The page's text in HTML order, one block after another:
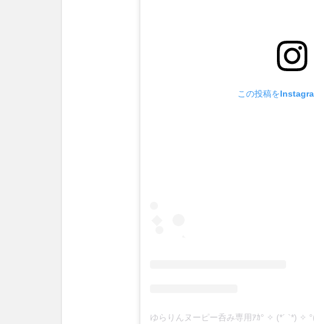
この投稿を